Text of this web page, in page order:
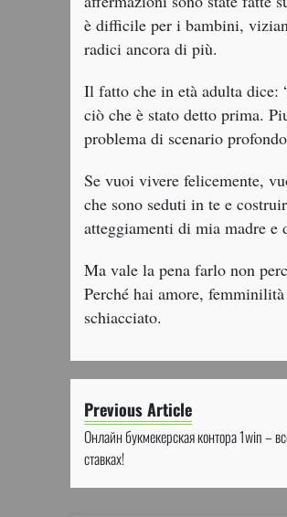
è difficile per i bambini,
radici ancora di più.
Il fatto che in età adulta dice:
ciò che è stato detto prima.
problema di scenario
Se vuoi vivere felicemente,
che sono seduti in te e
atteggiamenti di mia madre e
Ma vale la pena farlo non
Perché hai amore,
schiacciato.
Previous Article
Онлайн букмекерская контора 1win –
ставках!